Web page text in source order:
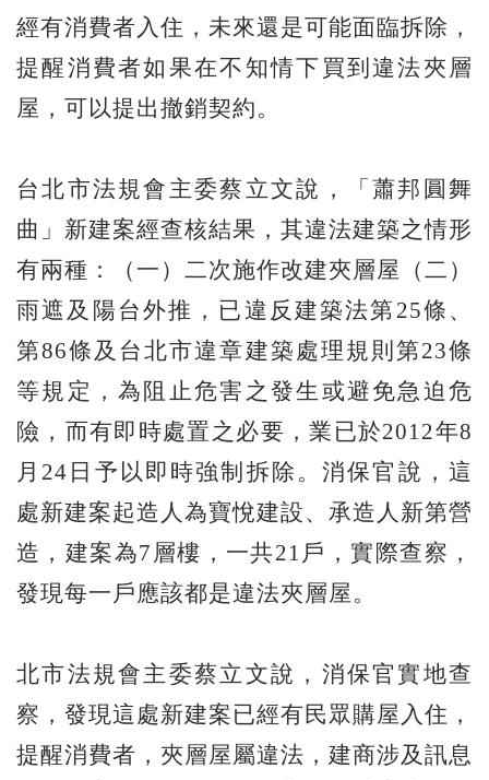
經有消費者入住，未來還是可能面臨拆除，
提醒消費者如果在不知情下買到違法夾層
屋，可以提出撤銷契約。
台北市法規會主委蔡立文說，「蕭邦圓舞
曲」新建案經查核結果，其違法建築之情形
有兩種：（一）二次施作改建夾層屋（二）
雨遮及陽台外推，已違反建築法第25條、
第86條及台北市違章建築處理規則第23條
等規定，為阻止危害之發生或避免急迫危
險，而有即時處置之必要，業已於2012年8
月24日予以即時強制拆除。消保官說，這
處新建案起造人為寶悅建設、承造人新第營
造，建案為7層樓，一共21戶，實際查察，
發現每一戶應該都是違法夾層屋。
北市法規會主委蔡立文說，消保官實地查
察，發現這處新建案已經有民眾購屋入住，
提醒消費者，夾層屋屬違法，建商涉及訊息